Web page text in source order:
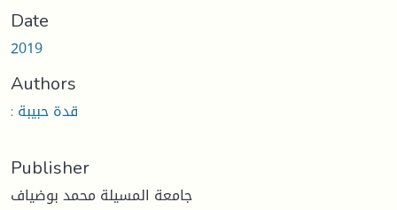
Date
2019
Authors
: قدة حبيبة
Publisher
جامعة المسيلة محمد بوضياف